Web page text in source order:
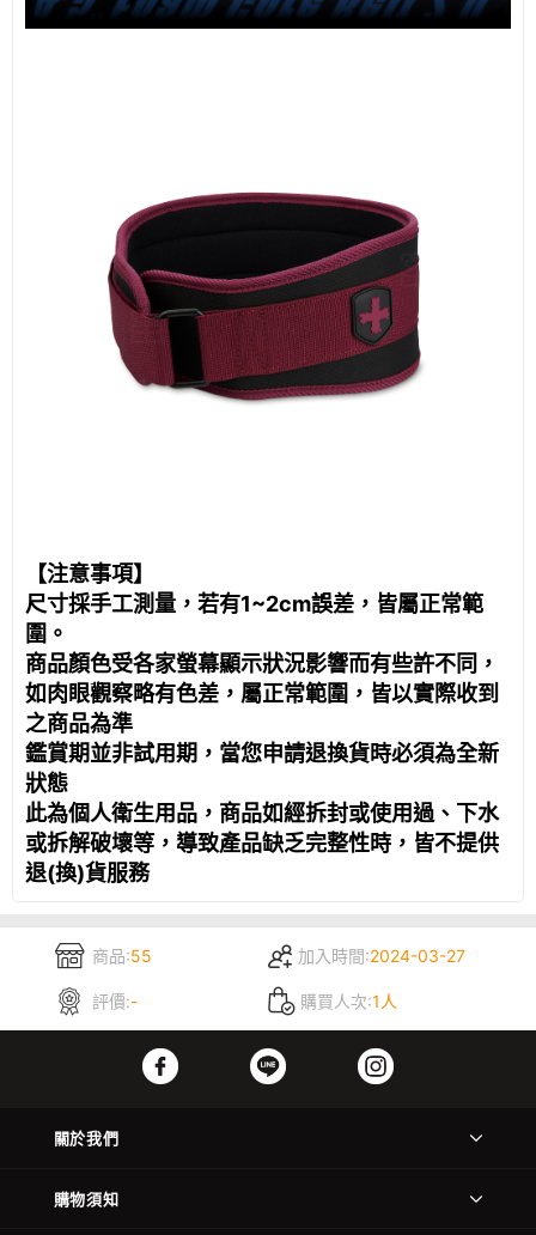
【注意事項】
尺寸採手工測量，若有1~2cm誤差，皆屬正常範
圍。
商品顏色受各家螢幕顯示狀況影響而有些許不同，
如肉眼觀察略有色差，屬正常範圍，皆以實際收到
之商品為準
鑑賞期並非試用期，當您申請退換貨時必須為全新
狀態
此為個人衛生用品，商品如經拆封或使用過、下水
或拆解破壞等，導致產品缺乏完整性時，皆不提供
退(換)貨服務
商品:55 加入時間:2024-03-27
評價:- 購買人次:1人
關於我們
購物須知